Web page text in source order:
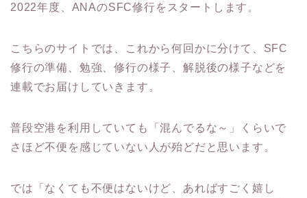
2022年度、ANAのSFC修行をスタートします。
こちらのサイトでは、これから何回かに分けて、SFC
修行の準備、勉強、修行の様子、解脱後の様子などを
連載でお届けしていきます。
普段空港を利用していても「混んでるな～」くらいで
さほど不便を感じていない人が殆どだと思います。
では「なくても不便はないけど、あればすごく嬉し